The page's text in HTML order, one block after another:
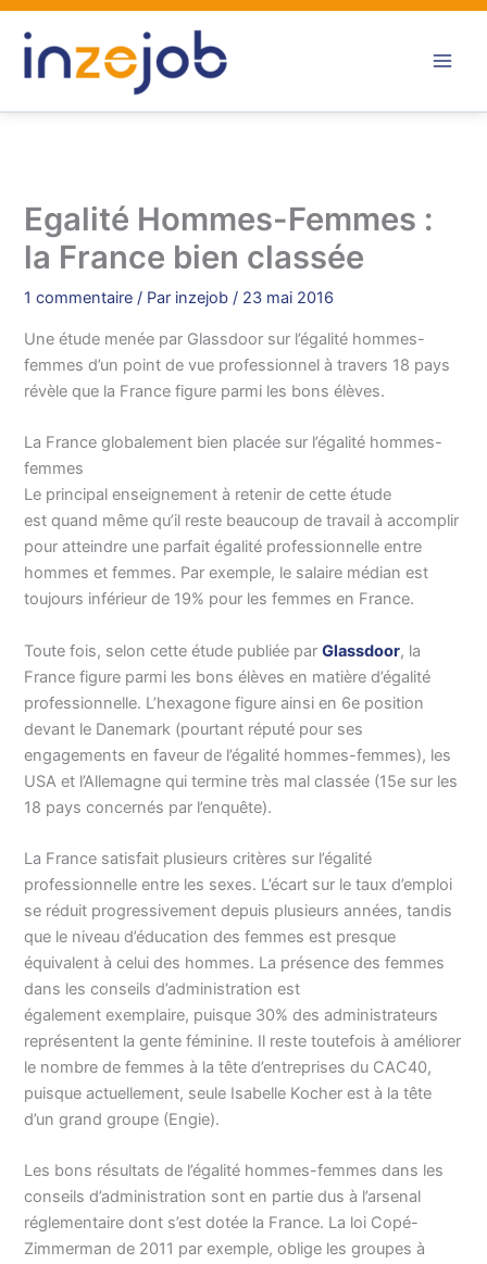
Aller
contenu
Egalité Hommes-Femmes :
la France bien classée
1 commentaire / Par inzejob/ 23 mai 2016
Une étude menée par Glassdoor sur l’égalité hommes-
femmes d’un point de vue professionnel à travers 18 pays
révèle que la France figure parmi les bons élèves.
La France globalement bien placée sur l’égalité hommes-
femmes
Le principal enseignement à retenir de cette étude
est quand même qu’il reste beaucoup de travail à accomplir
pour atteindre une parfait égalité professionnelle entre
hommes et femmes. Par exemple, le salaire médian est
toujours inférieur de 19% pour les femmes en France.
Toute fois, selon cette étude publiée parGlassdoor, la
France figure parmi les bons élèves en matière d’égalité
professionnelle. L’hexagone figure ainsi en 6e position
devant le Danemark (pourtant réputé pour ses
engagements en faveur de l’égalité hommes-femmes), les
USA et l’Allemagne qui termine très mal classée (15e sur les
18 pays concernés par l’enquête).
La France satisfait plusieurs critères sur l’égalité
professionnelle entre les sexes. L’écart sur le taux d’emploi
se réduit progressivement depuis plusieurs années, tandis
que le niveau d’éducation des femmes est presque
équivalent à celui des hommes. La présence des femmes
dans les conseils d’administration est
également exemplaire, puisque 30% des administrateurs
représentent la gente féminine. Il reste toutefois à améliorer
le nombre de femmes à la tête d’entreprises du CAC40,
puisque actuellement, seule Isabelle Kocher est à la tête
d’un grand groupe (Engie).
Les bons résultats de l’égalité hommes-femmes dans les
conseils d’administration sont en partie dus à l’arsenal
réglementaire dont s’est dotée la France. La loi Copé-
Zimmerman de 2011 par exemple, oblige les groupes à